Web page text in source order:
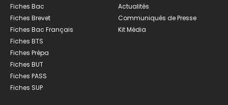
Fiches Bac
Fiches Brevet
Fiches Bac Français
Fiches BTS
Fiches Prépa
Fiches BUT
Fiches PASS
Fiches SUP
Actualités
Communiqués de Presse
Kit Média